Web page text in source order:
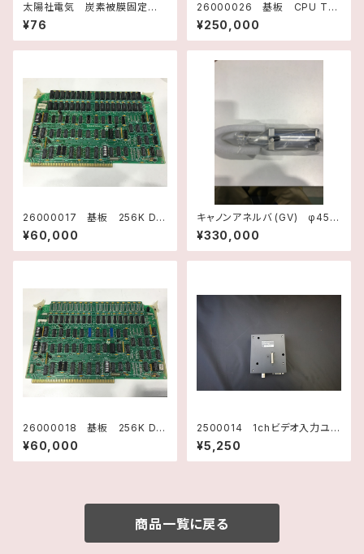
太陽社電気 炭素被膜固定抵
抗器 1.7kΩ-J
¥76
26000026 基板 CPU TM
990/101 （E/S DOSE) 10737
3001 テキサスインスツルメン
ツ
¥250,000
26000017 基板 256K DR
AM TM990/203A-2 H21
74001 テキサスインスツルメ
ンツ
¥60,000
キャノンアネルバ (GV) φ45ベ
ローズシリンダー（新品）
¥330,000
26000018 基板 256K DR
AM TM990/203A-2 H21
74001 テキサスインスツルメ
ンツ
¥60,000
2500014 1chビデオ入力ユニ
ット(VT2用) VT2-V1 KEYE
NCECORPORATION
¥5,250
商品一覧に戻る